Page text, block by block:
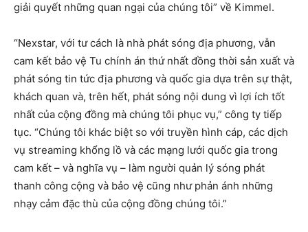
giải quyết những quan ngại của chúng tôi” về Kimmel.
“Nexstar, với tư cách là nhà phát sóng địa phương, vẫn
cam kết bảo vệ Tu chính án thứ nhất đồng thời sản xuất và
phát sóng tin tức địa phương và quốc gia dựa trên sự thật,
khách quan và, trên hết, phát sóng nội dung vì lợi ích tốt
nhất của cộng đồng mà chúng tôi phục vụ,” công ty tiếp
tục. “Chúng tôi khác biệt so với truyền hình cáp, các dịch
vụ streaming khổng lồ và các mạng lưới quốc gia trong
cam kết – và nghĩa vụ – làm người quản lý sóng phát
thanh công cộng và bảo vệ cũng như phản ánh những
nhạy cảm đặc thù của cộng đồng chúng tôi.”